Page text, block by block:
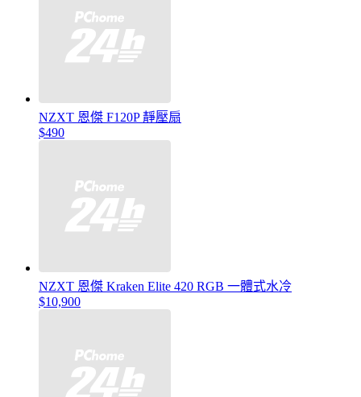
NZXT 恩傑 F120P 靜壓扇
$490
NZXT 恩傑 Kraken Elite 420 RGB 一體式水冷
$10,900